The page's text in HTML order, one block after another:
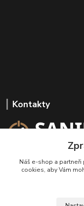
Kontakty
+420 602 647
(Po-Pá, 9-18 hod.)
Náš e-shop a partneři
cookies, aby Vám